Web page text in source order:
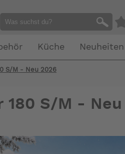
Küche
S/M - Neu 2026
180 S/M - Neu